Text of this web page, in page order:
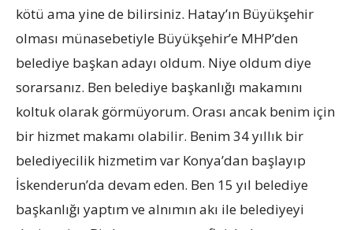
kötü ama yine de bilirsiniz. Hatay’ın Büyükşehir
olması münasebetiyle Büyükşehir’e MHP’den
belediye başkan adayı oldum. Niye oldum diye
sorarsanız. Ben belediye başkanlığı makamını
koltuk olarak görmüyorum. Orası ancak benim için
bir hizmet makamı olabilir. Benim 34 yıllık bir
belediyecilik hizmetim var Konya’dan başlayıp
İskenderun’da devam eden. Ben 15 yıl belediye
başkanlığı yaptım ve alnımın akı ile belediyeyi